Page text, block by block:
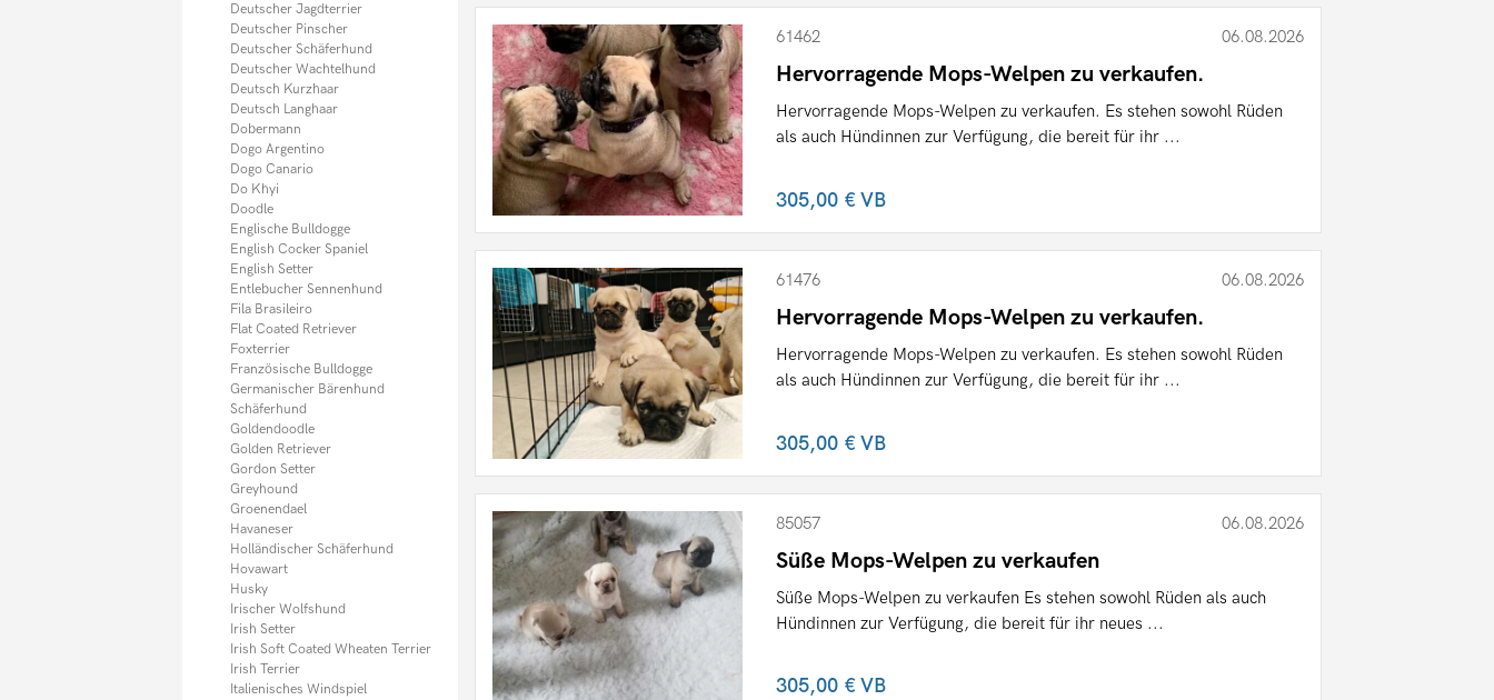
Samojede
Sarplaninac
Schweizer Sennenhund
Scottish Terrier
Shar Pei
Sheltie
Shiba Inu
Shih Tzu
Springer Spaniel
Tervueren
Thai Ridgeback
Tibet Spaniel
Tibet Terrier
Toy Pudel
Weimaraner
Weisser Schäferhund
Welsh Terrier
West Highland Terrier
Whippet
Yorkshire Terrier
Zwergpinscher
Zwergpudel
Zwergspitz
Zwergschnauzer
Sonstige Hunde
Hundefutter
Welpen
Deutscher Jagdterrier
Deutscher Pinscher
Deutscher Schäferhund
Deutscher Wachtelhund
Deutsch Kurzhaar
Deutsch Langhaar
Dobermann
Dogo Argentino
Dogo Canario
Do Khyi
Doodle
Englische Bulldogge
English Cocker Spaniel
English Setter
Entlebucher Sennenhund
Fila Brasileiro
Flat Coated Retriever
Foxterrier
Französische Bulldogge
Germanischer Bärenhund
Schäferhund
Goldendoodle
Golden Retriever
Gordon Setter
Greyhound
Groenendael
Havaneser
Holländischer Schäferhund
Hovawart
Husky
Irischer Wolfshund
Irish Setter
Irish Soft Coated Wheaten Terrier
Irish Terrier
Italienisches Windspiel
61462 06.08.2026
Hervorragende Mops-Welpen zu verkaufen.
Hervorragende Mops-Welpen zu verkaufen. Es stehen sowohl Rüden
als auch Hündinnen zur Verfügung, die bereit für ihr ...
305,00 €VB
61476 06.08.2026
Hervorragende Mops-Welpen zu verkaufen.
Hervorragende Mops-Welpen zu verkaufen. Es stehen sowohl Rüden
als auch Hündinnen zur Verfügung, die bereit für ihr ...
305,00 €VB
85057 06.08.2026
Süße Mops-Welpen zu verkaufen
Süße Mops-Welpen zu verkaufen Es stehen sowohl Rüden als auch
Hündinnen zur Verfügung, die bereit für ihr neues ...
305,00 €VB